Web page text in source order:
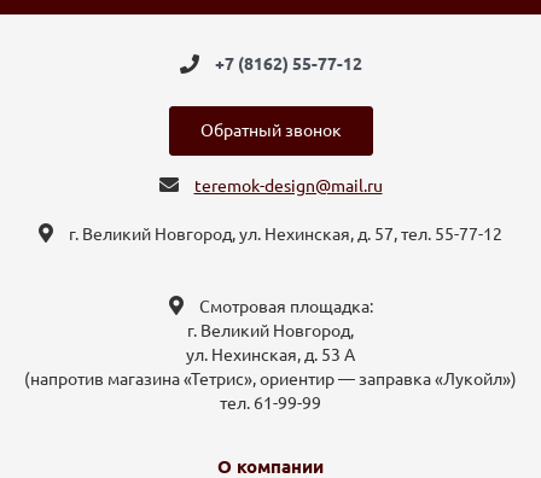
+7 (8162) 55-77-12
Обратный звонок
teremok-design@mail.ru
г. Великий Новгород, ул. Нехинская, д. 57, тел. 55-77-12
Смотровая площадка:
г. Великий Новгород,
ул. Нехинская, д. 53 А
(напротив магазина «Тетрис», ориентир — заправка «Лукойл»)
тел. 61-99-99
О компании